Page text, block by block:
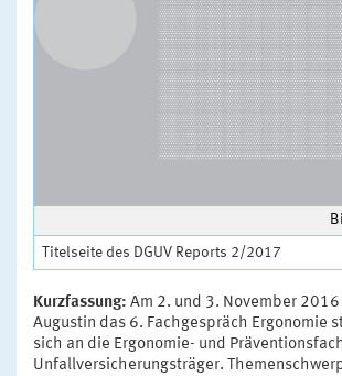
Titelseite des DGUV Reports 2/2017
Kurzfassung: Am 2. und 3. November
Augustin das 6. Fachgespräch Ergonomie
sich an die Ergonomie- und
Unfallversicherungsträger.